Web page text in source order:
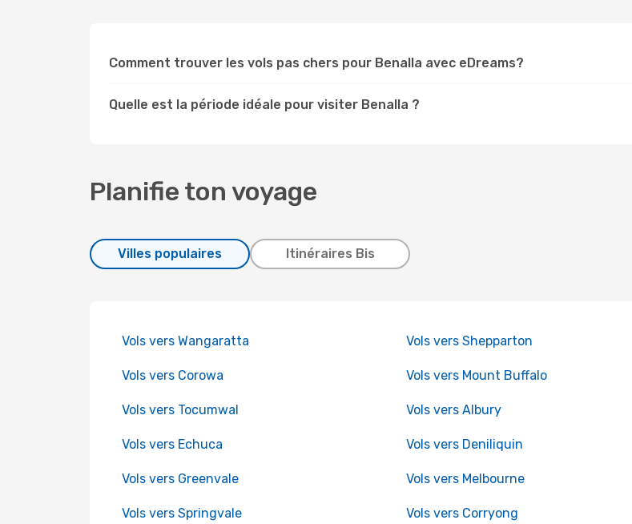
Comment trouver les vols pas chers pour Benalla avec eDreams?
Quelle est la période idéale pour visiter Benalla ?
Planifie ton voyage
Villes populaires Itinéraires Bis
Vols vers Wangaratta Vols vers Shepparton
Vols vers Corowa Vols vers Mount Buffalo
Vols vers Tocumwal Vols vers Albury
Vols vers Echuca Vols vers Deniliquin
Vols vers Greenvale Vols vers Melbourne
Vols vers Springvale Vols vers Corryong